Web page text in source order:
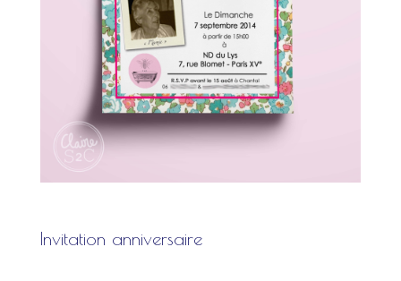
Invitation anniversaire